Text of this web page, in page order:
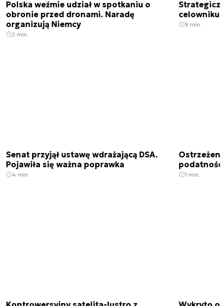
Polska weźmie udział w spotkaniu o
obronie przed dronami. Naradę
organizują Niemcy
2 min.
9 min.
Senat przyjął ustawę wdrażającą DSA.
Pojawiła się ważna poprawka
4 min. 1 min.